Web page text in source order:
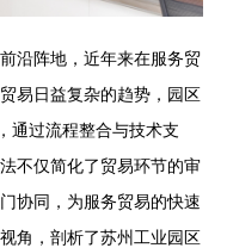
沿阵地，近年来在服务贸
易日益复杂的趋势，园区
通过流程整合与技术支
不仅简化了贸易环节的审
协同，为服务贸易的快速
角，剖析了苏州工业园区